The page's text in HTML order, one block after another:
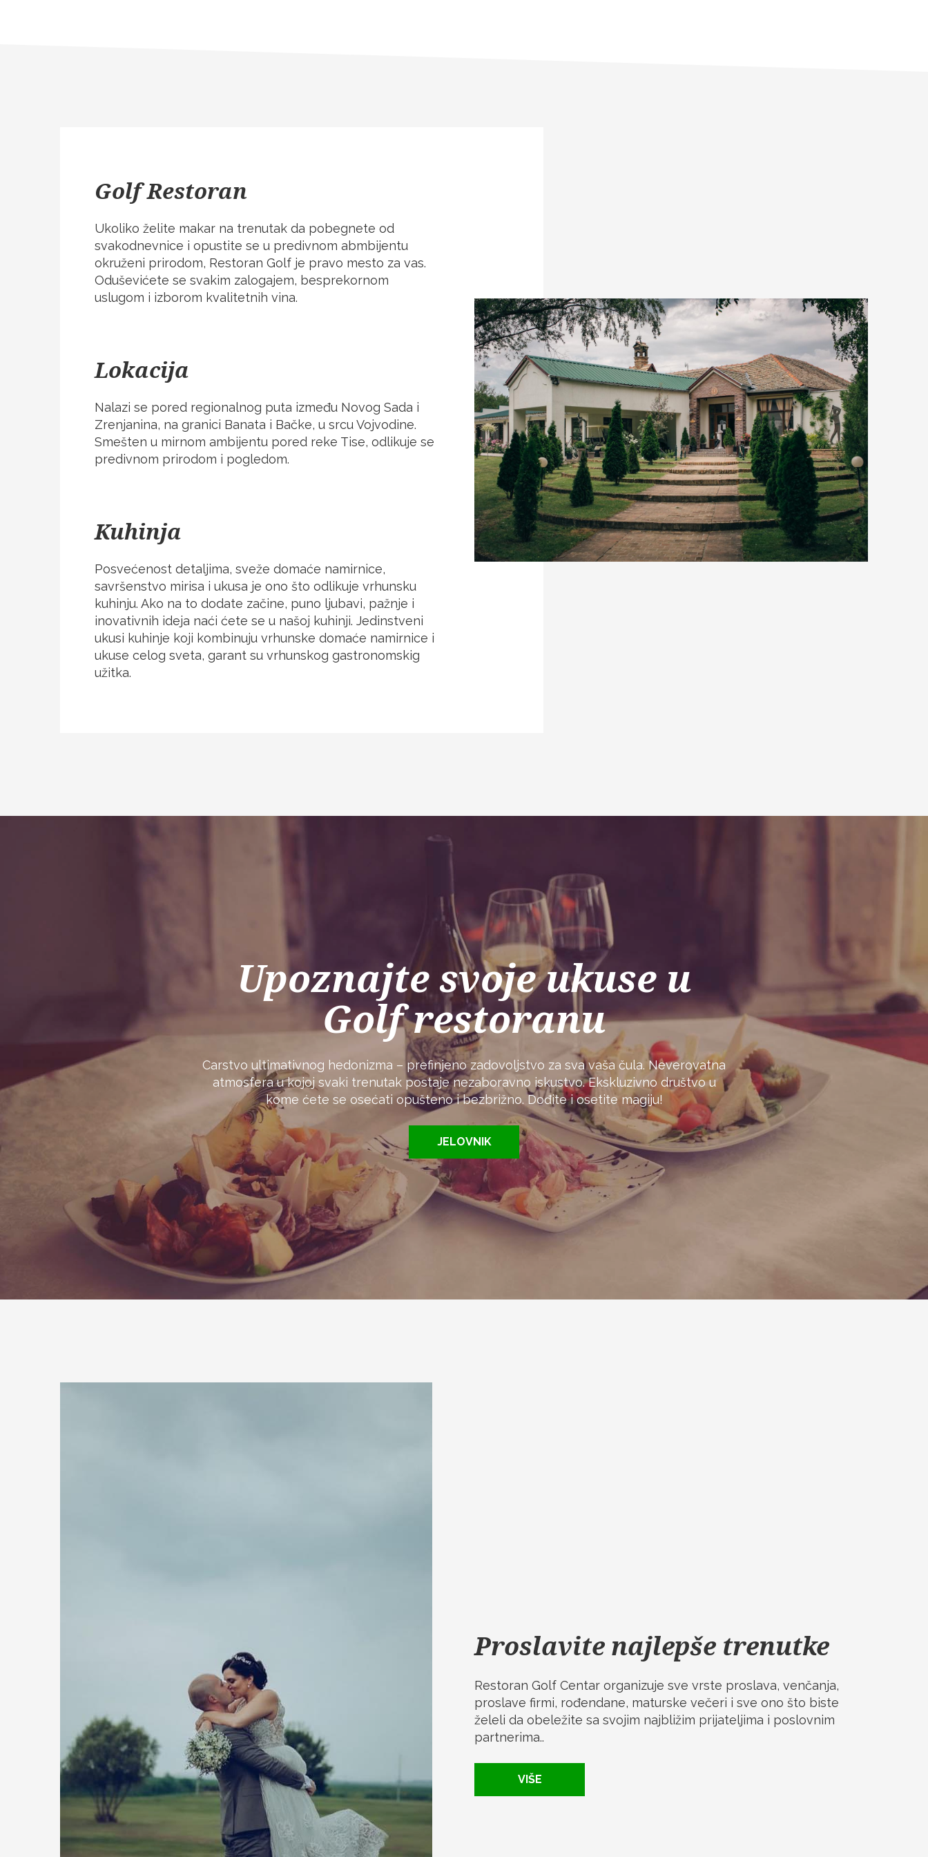
Golf Restoran
Ukoliko želite makar na trenutak da pobegnete od
svakodnevnice i opustite se u predivnom abmbijentu
okruženi prirodom, Restoran Golf je pravo mesto za vas.
Oduševićete se svakim zalogajem, besprekornom
uslugom i izborom kvalitetnih vina.
Lokacija
Nalazi se pored regionalnog puta između Novog Sada i
Zrenjanina, na granici Banata i Bačke, u srcu Vojvodine.
Smešten u mirnom ambijentu pored reke Tise, odlikuje se
predivnom prirodom i pogledom.
Kuhinja
Posvećenost detaljima, sveže domaće namirnice,
savršenstvo mirisa i ukusa je ono što odlikuje vrhunsku
kuhinju. Ako na to dodate začine, puno ljubavi, pažnje i
inovativnih ideja naći ćete se u našoj kuhinji. Jedinstveni
ukusi kuhinje koji kombinuju vrhunske domaće namirnice i
ukuse celog sveta, garant su vrhunskog gastronomskig
užitka.
Upoznajte svoje ukuse u
Golf restoranu
Carstvo ultimativnog hedonizma – prefinjeno zadovoljstvo za sva vaša čula. Neverovatna
atmosfera u kojoj svaki trenutak postaje nezaboravno iskustvo. Ekskluzivno društvo u
kome ćete se osećati opušteno i bezbrižno. Dođite i osetite magiju!
JELOVNIK
Proslavite najlepše trenutke
Restoran Golf Centar organizuje sve vrste proslava, venčanja,
proslave firmi, rođendane, maturske večeri i sve ono što biste
želeli da obeležite sa svojim najbližim prijateljima i poslovnim
partnerima..
VIŠE